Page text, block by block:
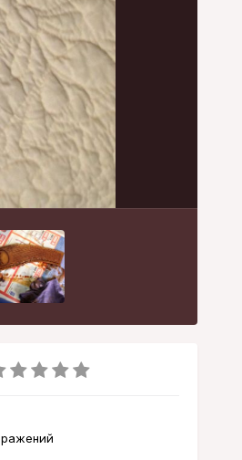
Инструменты